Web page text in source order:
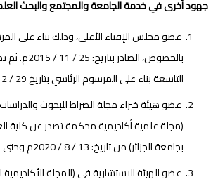
جهود أُخرى في خدمة الجامعة والمجتمع والبحث
عضو مجلس الإفتاء الأعلى، وذلك بناء على
بالخصوص،
التاسعة بناء على المرسوم الرئاسي بتاريخ 29 / 12 / 2018م.
عضو هيئة خبراء مجلة الصراط للبحوث
(مجلة علمية أكاديمية محكمة تصدر عن كلية
بجامعة الجزائر) من تاريخ: 13 / 8 / 2020م وحتى الآن.
عضو الهيئة الاستشارية في (المجلة الأكاديمية